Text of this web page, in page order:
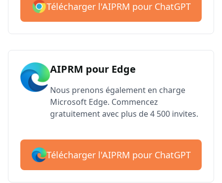
Télécharger l'AIPRM pour ChatGPT
AIPRM pour Edge
Nous prenons également en charge
Microsoft Edge. Commencez
gratuitement avec plus de 4 500 invites.
Télécharger l'AIPRM pour ChatGPT